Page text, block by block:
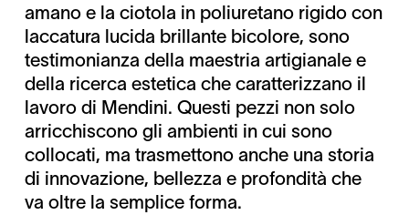
amano e la ciotola in poliuretano rigido con
laccatura lucida brillante bicolore, sono
testimonianza della maestria artigianale e
della ricerca estetica che caratterizzano il
lavoro di Mendini. Questi pezzi non solo
arricchiscono gli ambienti in cui sono
collocati, ma trasmettono anche una storia
di innovazione, bellezza e profondità che
va oltre la semplice forma.